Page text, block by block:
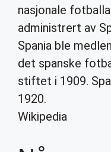
nasjonale
administrert av
Spania ble
det spanske
stiftet i 1909.
1920.
Wikipedia